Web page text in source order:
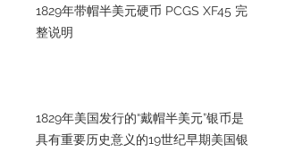
1829年带帽半美元硬币 PCGS XF45 完
整说明
1829年美国发行的“戴帽半美元”银币是
具有重要历史意义的19世纪早期美国银